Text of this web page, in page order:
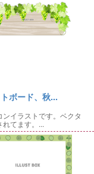
ボード、秋...
ンイラストです。ベクタ
れてます。...